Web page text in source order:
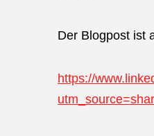
Der Blogpost ist
https://